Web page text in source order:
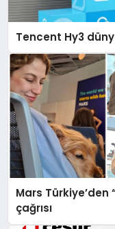
Tencent Hy3
Mars Türkiye’den
çağrısı